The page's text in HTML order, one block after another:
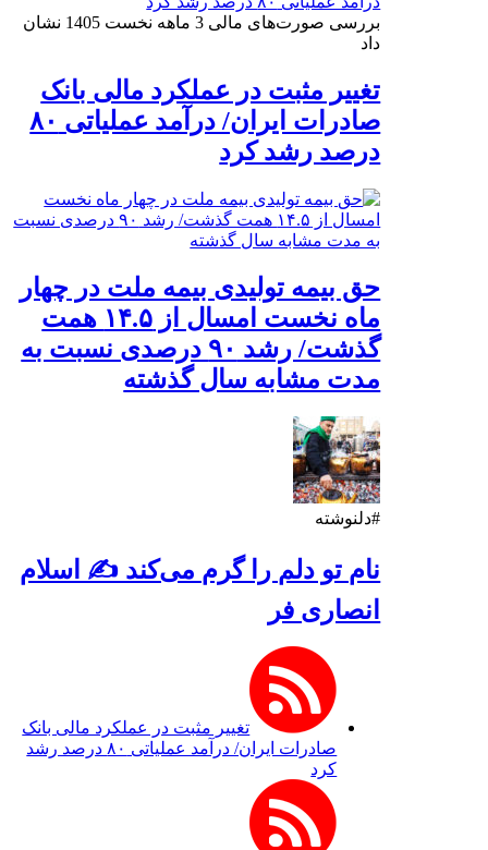
بررسی صورت‌های مالی 3 ماهه نخست 1405 نشان
داد
تغییر مثبت در عملکرد مالی بانک
صادرات ایران/ درآمد عملیاتی ۸۰
درصد رشد کرد
حق بیمه تولیدی بیمه ملت در چهار
ماه نخست امسال از ۱۴.۵ همت
گذشت/ رشد ۹۰ درصدی نسبت به
مدت مشابه سال گذشته
#دلنوشته
نام تو دلم را گرم می‌کند ✍️ اسلام
انصاری فر
تغییر مثبت در عملکرد مالی بانک
صادرات ایران/ درآمد عملیاتی ۸۰ درصد رشد
کرد